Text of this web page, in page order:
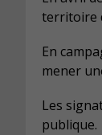
territoire
En
mener
Les
publique.